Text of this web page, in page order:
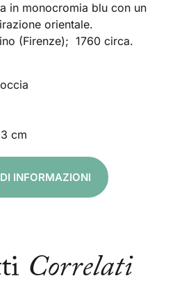
in monocromia blu con un
orientale.
(Firenze); 1760 circa.
cm
INFORMAZIONI
Correlati